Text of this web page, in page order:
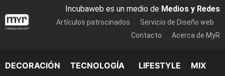
Incubaweb es un medio de Medios y Redes
Artículos patrocinados
Servicio de Diseño web
Contacto
Acerca de MyR
DECORACIÓN TECNOLOGÍA LIFESTYLE MIX